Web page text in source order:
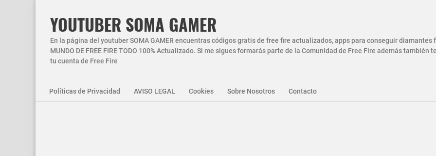
YOUTUBER SOMA GAMER
En la página del youtuber SOMA GAMER encuentras códigos gratis de free fire actualizados, apps para conseguir diamantes
MUNDO DE FREE FIRE TODO 100% Actualizado. Si me sigues formarás parte de la Comunidad de Free Fire además
tu cuenta de Free Fire
Políticas de Privacidad AVISO LEGAL Cookies Sobre Nosotros Contacto